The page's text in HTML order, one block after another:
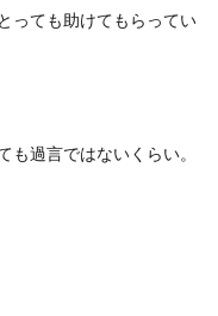
っても助けてもらってい
過言ではないくらい。